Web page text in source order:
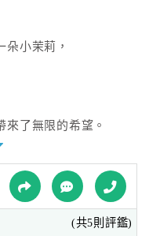
小茉莉，
來了無限的希望。
(共5則評鑑)